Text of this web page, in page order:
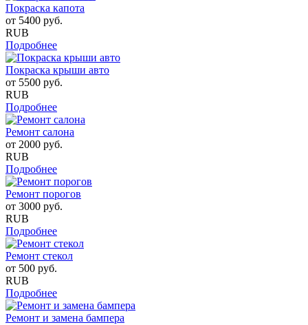
Покраска капота
от 5400 руб.
RUB
Подробнее
Покраска крыши авто
от 5500 руб.
RUB
Подробнее
Ремонт салона
от 2000 руб.
RUB
Подробнее
Ремонт порогов
от 3000 руб.
RUB
Подробнее
Ремонт стекол
от 500 руб.
RUB
Подробнее
Ремонт и замена бампера